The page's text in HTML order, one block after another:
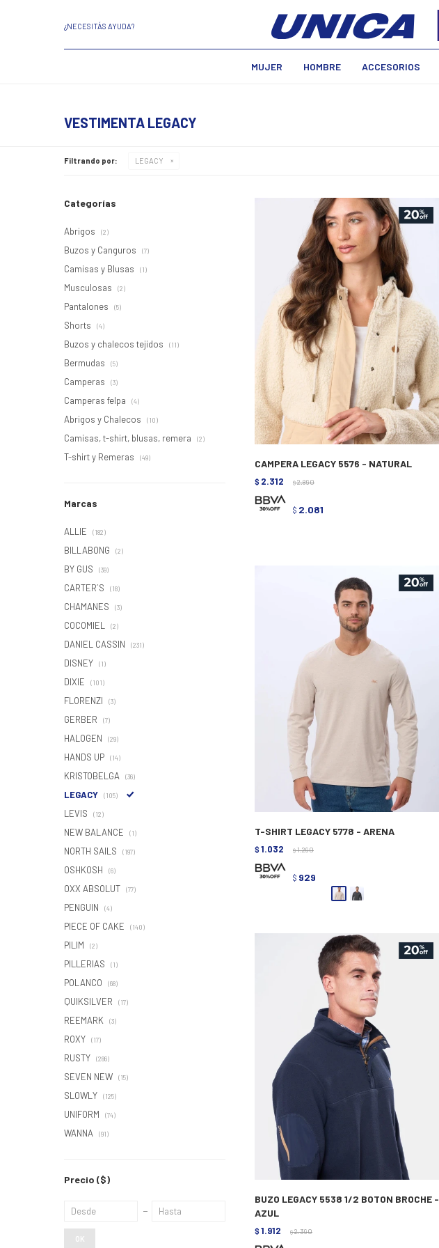
MUJER HOMBRE ACCESORIOS
¿NECESITÁS AYUDA?
VESTIMENTA LEGACY
Filtrando por: LEGACY
CAMPERA LEGACY 5576 - NATURAL
$ 2.312 $ 2.890
$ 2.081
T-SHIRT LEGACY 5778 - ARENA
$ 1.032 $ 1.290
$ 929
BUZO LEGACY 5538 1/2 BOTON BROCHE -
AZUL
$ 1.912 $ 2.390
Categorías
Abrigos (2)
Buzos y Canguros (7)
Camisas y Blusas (1)
Musculosas (2)
Pantalones (5)
Shorts (4)
Buzos y chalecos tejidos (11)
Bermudas (5)
Camperas (3)
Camperas felpa (4)
Abrigos y Chalecos (10)
Camisas, t-shirt, blusas, remera (2)
T-shirt y Remeras (49)
Marcas
ALLIE (182)
BILLABONG (2)
BY GUS (39)
CARTER´S (18)
CHAMANES (3)
COCOMIEL (2)
DANIEL CASSIN (231)
DISNEY (1)
DIXIE (101)
FLORENZI (3)
GERBER (7)
HALOGEN (29)
HANDS UP (14)
KRISTOBELGA (36)
LEGACY (105)
LEVIS (12)
NEW BALANCE (1)
NORTH SAILS (197)
OSHKOSH (6)
OXX ABSOLUT (77)
PENGUIN (4)
PIECE OF CAKE (140)
PILIM (2)
PILLERIAS (1)
POLANCO (68)
QUIKSILVER (17)
REEMARK (3)
ROXY (17)
RUSTY (286)
SEVEN NEW (15)
SLOWLY (125)
UNIFORM (74)
WANNA (91)
Precio ($)
OK